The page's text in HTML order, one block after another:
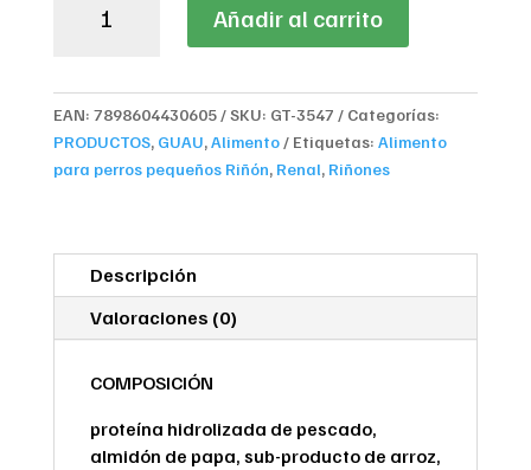
MINI
BREED
2
kg
Añadir al carrito
EAN: 7898604430605 SKU: GT-3547
Categorías:
PRODUCTOS, GUAU,Alimento Etiquetas: Alimento
para perros pequeños Riñón, Renal, Riñones
Descripción
Valoraciones (0)
COMPOSICIÓN
proteína hidrolizada de pescado,
almidón de papa, sub-producto de arroz,